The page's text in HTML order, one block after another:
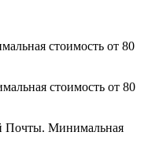
стоимость от 80
стоимость от 80
Почты. Минимальная